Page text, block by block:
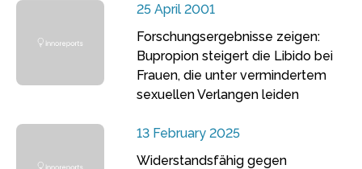
25 April 2001
Forschungsergebnisse zeigen:
Bupropion steigert die Libido bei
Frauen, die unter vermindertem
sexuellen Verlangen leiden
13 February 2025
Widerstandsfähig gegen